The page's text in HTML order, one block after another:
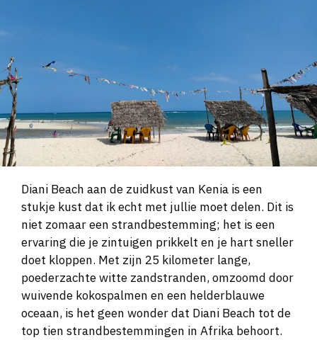
Diani Beach aan de zuidkust van Kenia is een
stukje kust dat ik echt met jullie moet delen. Dit is
niet zomaar een strandbestemming; het is een
ervaring die je zintuigen prikkelt en je hart sneller
doet kloppen. Met zijn 25 kilometer lange,
poederzachte witte zandstranden, omzoomd door
wuivende kokospalmen en een helderblauwe
oceaan, is het geen wonder dat Diani Beach tot de
top tien strandbestemmingen in Afrika behoort.